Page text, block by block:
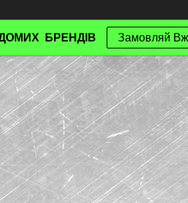
БРЕНДІВ Замовляй